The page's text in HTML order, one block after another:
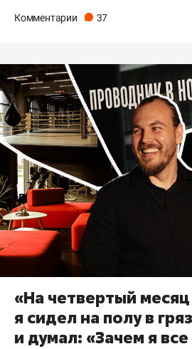
Комментарии 37
«На четвертый
я сидел на полу в
и думал: «Зачем я